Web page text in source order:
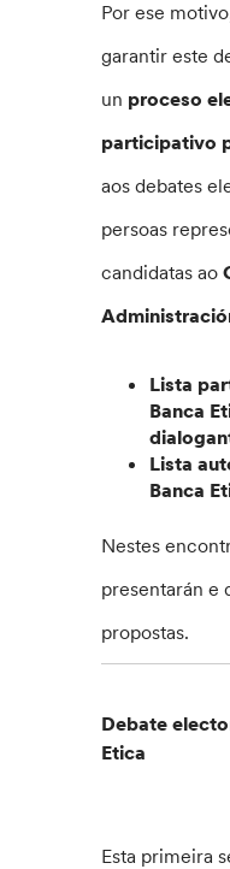
Por ese
garantir este
un proceso
participativo
aos debates
persoas
candidatas ao
Lista
Banca
Lista
Banca
Nestes
presentarán e
propostas.
Debate
Etica
Esta primeira